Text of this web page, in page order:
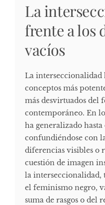
La
frente a los
vacíos
La interseccionalidad
conceptos más
más desvirtuados del
contemporáneo. En
ha generalizado
confundiéndose con
diferencias visibles o
cuestión de imagen
la interseccionalidad,
el feminismo negro,
suma de rasgos o del